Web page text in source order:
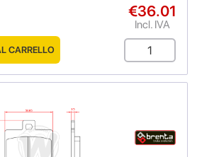
€36.01
Incl. IVA
CARRELLO